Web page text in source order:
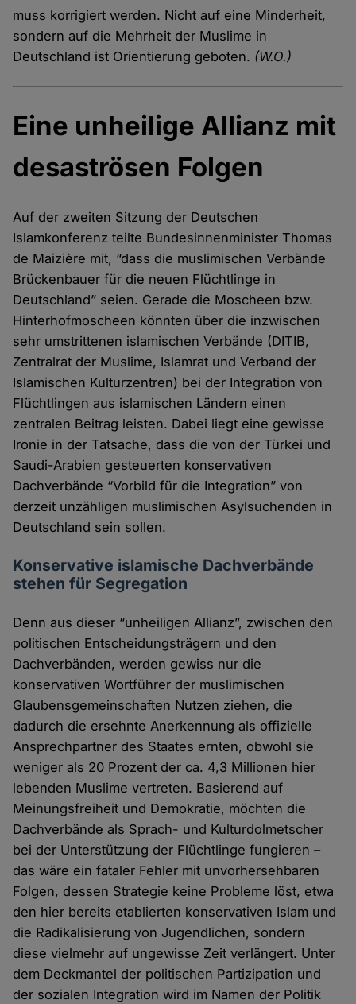
muss korrigiert werden. Nicht auf eine Minderheit,
sondern auf die Mehrheit der Muslime in
Deutschland ist Orientierung geboten. (W.O.)
Eine unheilige Allianz mit
desaströsen Folgen
Auf der zweiten Sitzung der Deutschen
Islamkonferenz teilte Bundesinnenminister Thomas
de Maizière mit, “dass die muslimischen Verbände
Brückenbauer für die neuen Flüchtlinge in
Deutschland” seien. Gerade die Moscheen bzw.
Hinterhofmoscheen könnten über die inzwischen
sehr umstrittenen islamischen Verbände (DITIB,
Zentralrat der Muslime, Islamrat und Verband der
Islamischen Kulturzentren) bei der Integration von
Flüchtlingen aus islamischen Ländern einen
zentralen Beitrag leisten. Dabei liegt eine gewisse
Ironie in der Tatsache, dass die von der Türkei und
Saudi-Arabien gesteuerten konservativen
Dachverbände “Vorbild für die Integration” von
derzeit unzähligen muslimischen Asylsuchenden in
Deutschland sein sollen.
Konservative islamische Dachverbände
stehen für Segregation
Denn aus dieser “unheiligen Allianz”, zwischen den
politischen Entscheidungsträgern und den
Dachverbänden, werden gewiss nur die
konservativen Wortführer der muslimischen
Glaubensgemeinschaften Nutzen ziehen, die
dadurch die ersehnte Anerkennung als offizielle
Ansprechpartner des Staates ernten, obwohl sie
weniger als 20 Prozent der ca. 4,3 Millionen hier
lebenden Muslime vertreten. Basierend auf
Meinungsfreiheit und Demokratie, möchten die
Dachverbände als Sprach- und Kulturdolmetscher
bei der Unterstützung der Flüchtlinge fungieren –
das wäre ein fataler Fehler mit unvorhersehbaren
Folgen, dessen Strategie keine Probleme löst, etwa
den hier bereits etablierten konservativen Islam und
die Radikalisierung von Jugendlichen, sondern
diese vielmehr auf ungewisse Zeit verlängert. Unter
dem Deckmantel der politischen Partizipation und
der sozialen Integration wird im Namen der Politik